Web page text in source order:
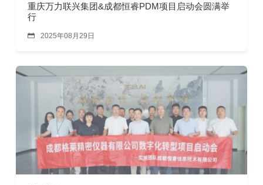
重庆万力联兴集团&成都恒睿PDM项目启动会圆满举
行
 2025年08月29日